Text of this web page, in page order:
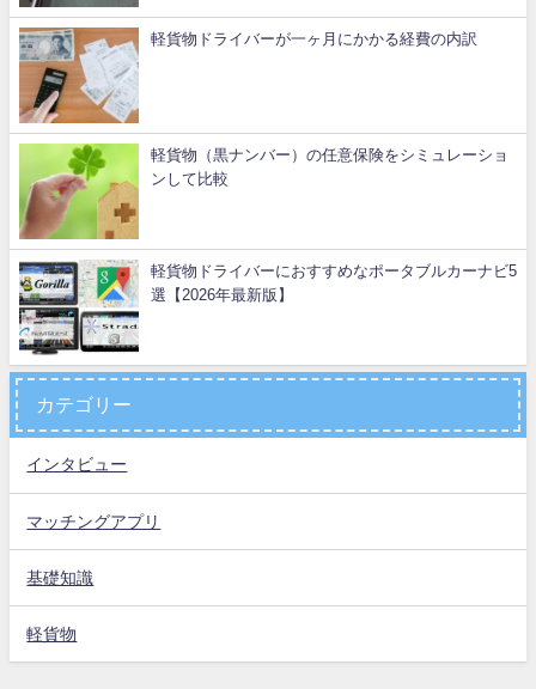
軽貨物ドライバーが一ヶ月にかかる経費の内訳
軽貨物（黒ナンバー）の任意保険をシミュレーショ
ンして比較
軽貨物ドライバーにおすすめなポータブルカーナビ5
選【2026年最新版】
カテゴリー
インタビュー
マッチングアプリ
基礎知識
軽貨物